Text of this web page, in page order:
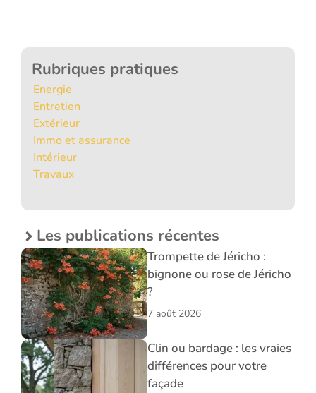
Rubriques pratiques
Energie
Entretien
Extérieur
Immo et assurance
Intérieur
Travaux
Les publications récentes
Trompette de Jéricho :
bignone ou rose de Jéricho
?
7 août 2026
Clin ou bardage : les vraies
différences pour votre
façade